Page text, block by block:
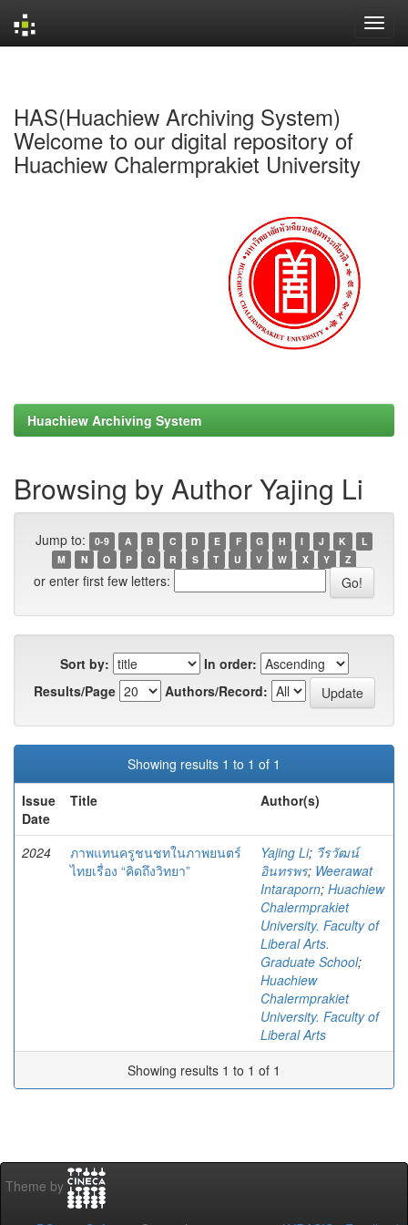
HAS(Huachiew Archiving System)
Welcome to our digital repository of
Huachiew Chalermprakiet University
Huachiew Archiving System
Browsing by Author Yajing Li
Jump to: 0-9 A B C D E F G H I J K
L
M
N O P Q R S T U V W X Y Z
or enter first few letters:
Sort by:
In order:
Results/Page
Authors/Record:
Showing results 1 to 1 of 1
Issue
Date
Title Author(s)
2024
ภาพแทนครูชนชทในภาพยนตร์
ไทยเรื่อง “คิดถึงวิทยา”
Yajing Li; วีรวัฒน์
อินทรพร; Weerawat
Intaraporn; Huachiew
Chalermprakiet
University. Faculty of
Liberal Arts.
Graduate School;
Huachiew
Chalermprakiet
University. Faculty of
Liberal Arts
Showing results 1 to 1 of 1
Theme by